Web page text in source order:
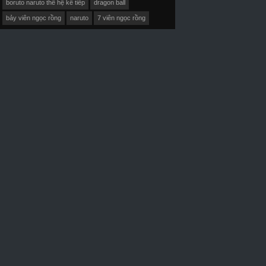
boruto naruto thế hệ kế tiếp dragon ball
bảy viên ngọc rồng naruto 7 viên ngọc rồng